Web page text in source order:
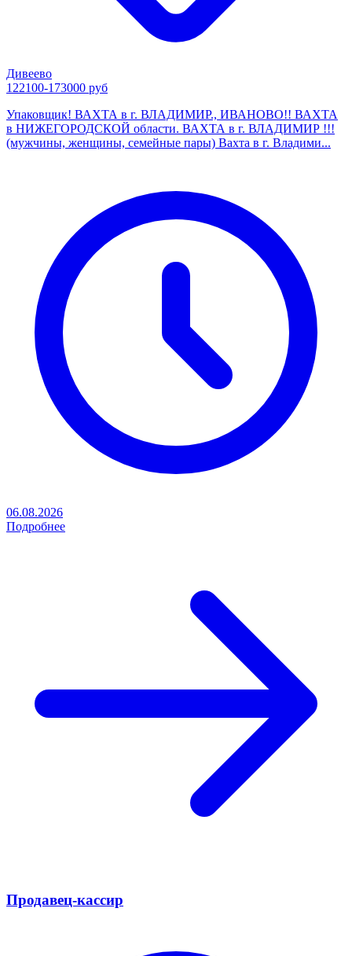
Дивеево
122100-173000 руб
Упаковщик! ВАХТА в г. ВЛАДИМИР., ИВАНОВО!! ВАХТА
в НИЖЕГОРОДСКОЙ области. ВАХТА в г. ВЛАДИМИР !!!
(мужчины, женщины, семейные пары) Вахта в г. Владими...
06.08.2026
Подробнее
Продавец-кассир